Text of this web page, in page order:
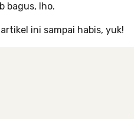
bagus, lho.
ini sampai habis, yuk!